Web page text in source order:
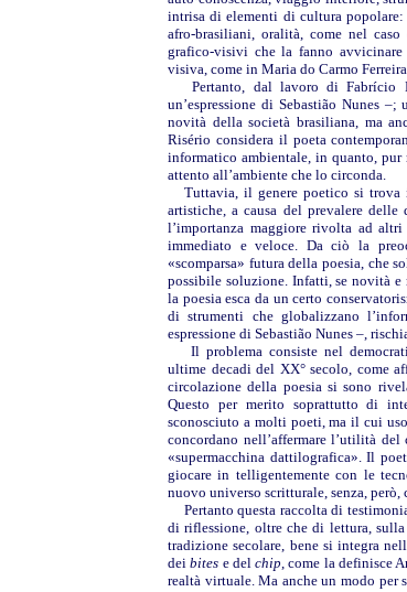
intrisa di elementi di cultura
afro-brasiliani, oralità, come nel
grafico-visivi che la fanno
visiva, come in Maria do Carmo
Pertanto, dal lavoro di Fabrício
un’espressione di Sebastião Nunes
novità della società brasiliana, ma
Risério considera il poeta
informatico ambientale, in quanto,
attento all’ambiente che lo circonda.
Tuttavia, il genere poetico si
artistiche, a causa del prevalere
l’importanza maggiore rivolta ad
immediato e veloce. Da ciò la
«scomparsa» futura della poesia, che
possibile soluzione. Infatti, se novità
la poesia esca da un certo
di strumenti che globalizzano
espressione di Sebastião Nunes –,
Il problema consiste nel
ultime decadi del XX° secolo, come
circolazione della poesia si sono
Questo per merito soprattutto di
sconosciuto a molti poeti, ma il cui
concordano nell’affermare l’utilità
«supermacchina dattilografica». Il
giocare in telligentemente con le
nuovo universo scritturale, senza, però,
Pertanto questa raccolta di
di riflessione, oltre che di lettura,
tradizione secolare, bene si integra
deibites e del chip, come la definisce
realtà virtuale. Ma anche un modo per